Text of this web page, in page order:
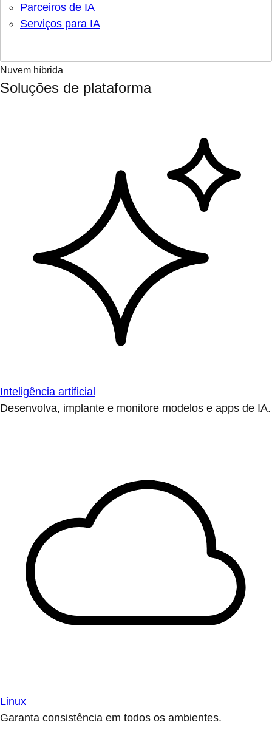
Parceiros de IA
Serviços para IA
Nuvem híbrida
Soluções de plataforma
Inteligência artificial
Desenvolva, implante e monitore modelos e apps de IA.
Linux
Garanta consistência em todos os ambientes.